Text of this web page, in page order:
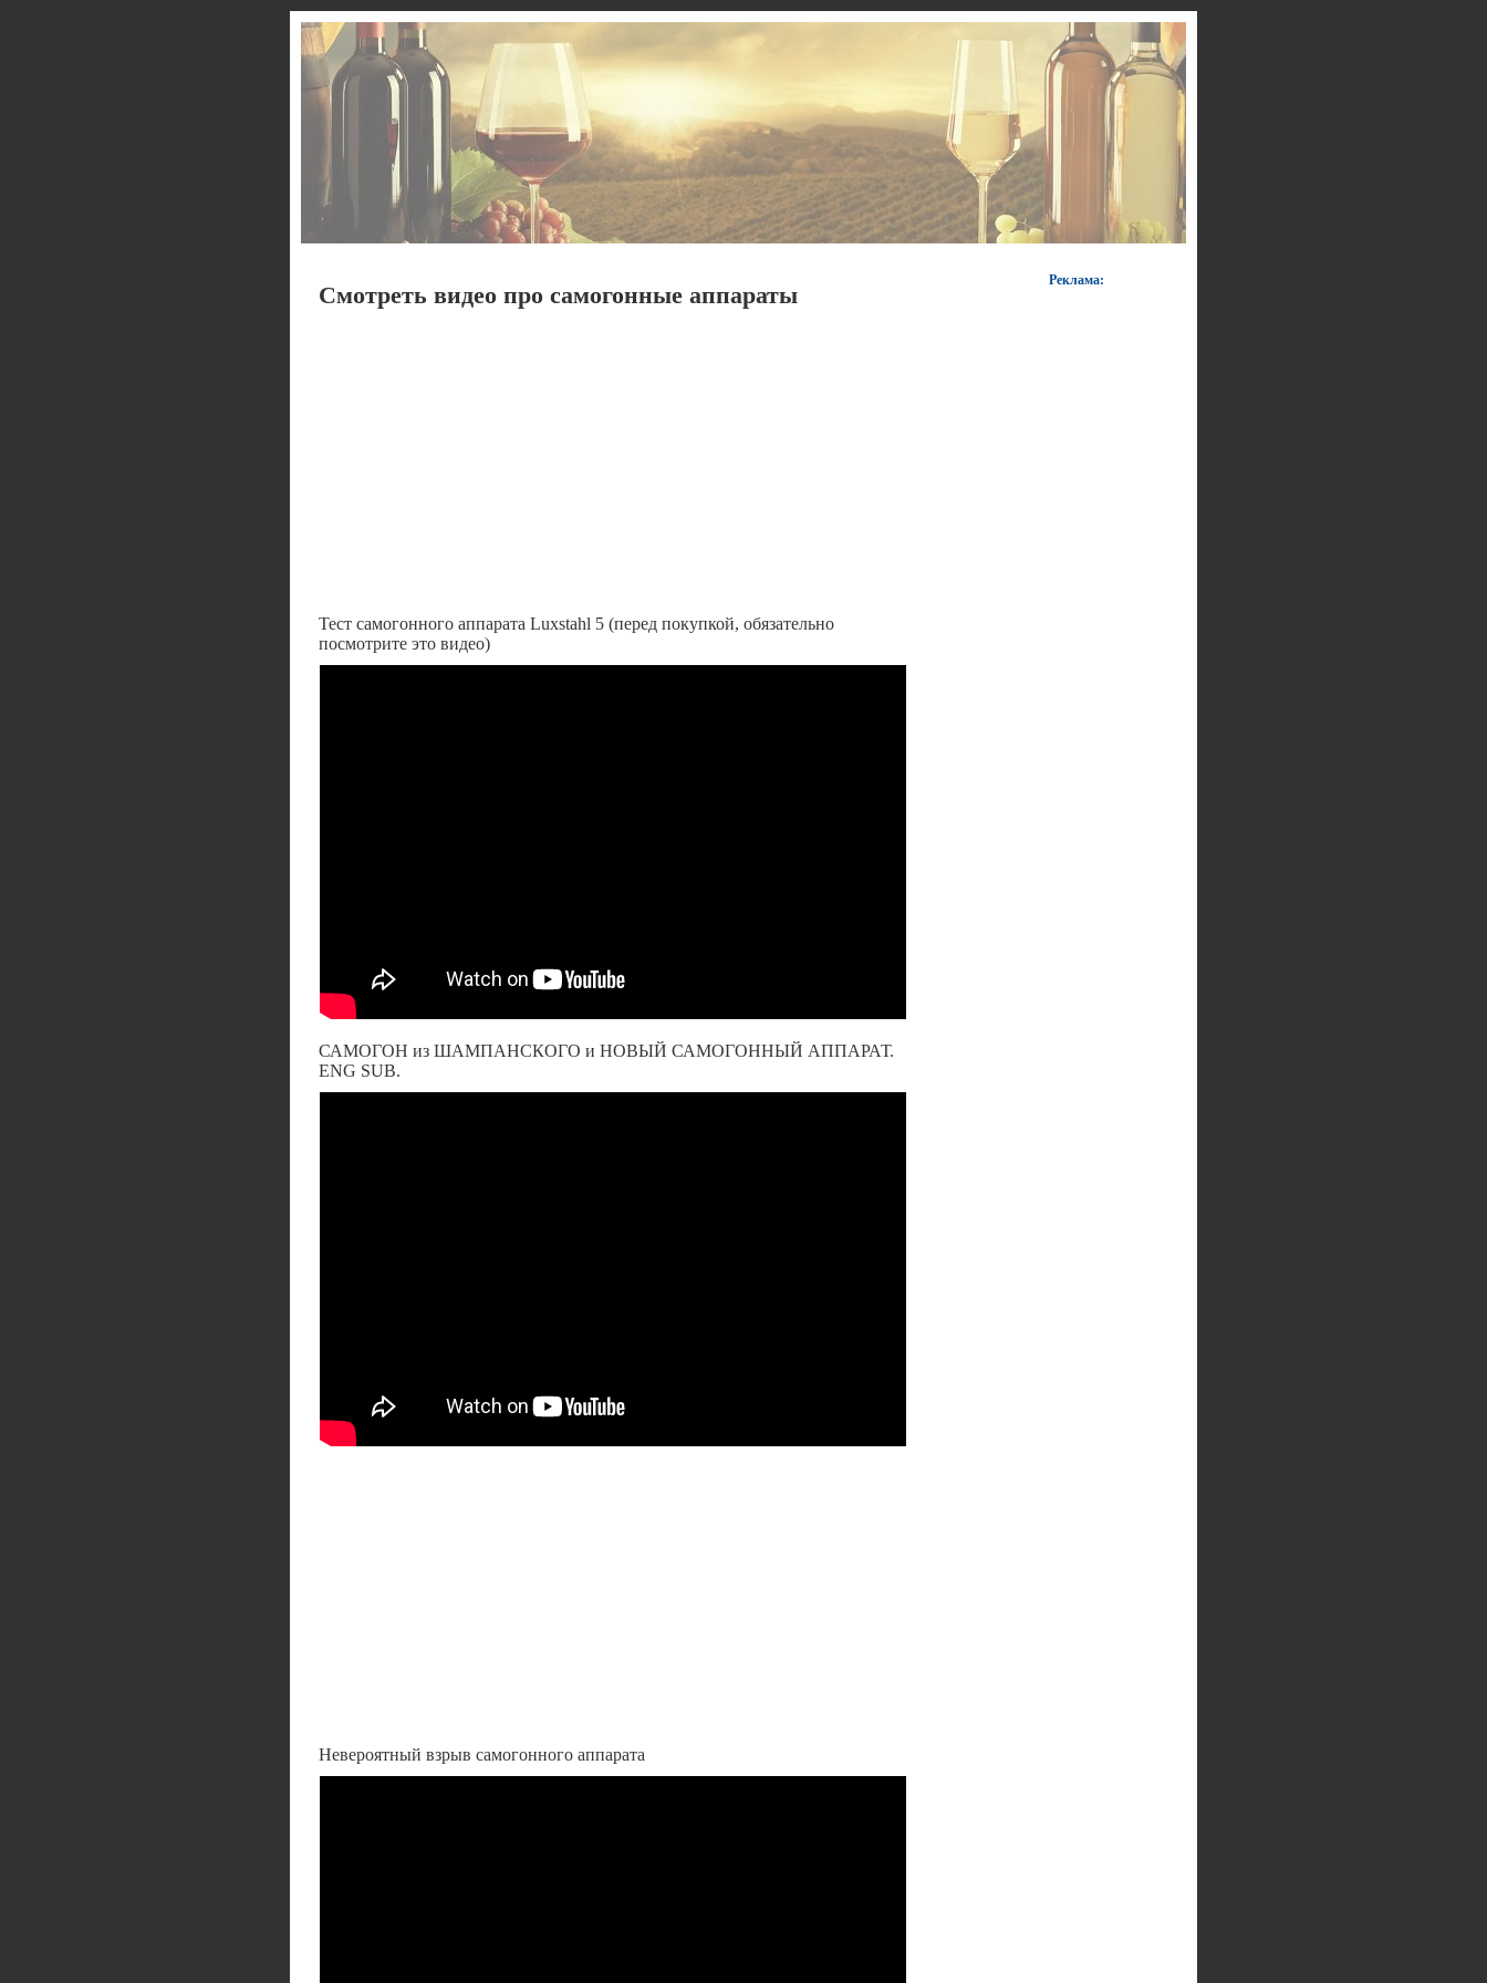
Смотреть видео про самогонные аппараты
Тест самогонного аппарата Luxstahl 5 (перед покупкой, обязательно
посмотрите это видео)
САМОГОН из ШАМПАНСКОГО и НОВЫЙ САМОГОННЫЙ АППАРАТ.
ENG SUB.
Невероятный взрыв самогонного аппарата
Реклама: